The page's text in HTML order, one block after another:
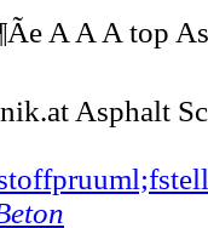
A A A top
Asphalt